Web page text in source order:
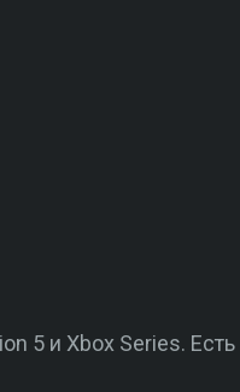
5 и Xbox Series. Есть